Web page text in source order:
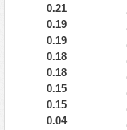
0.21
0.19
0.19
0.18
0.18
0.15
0.15
0.04